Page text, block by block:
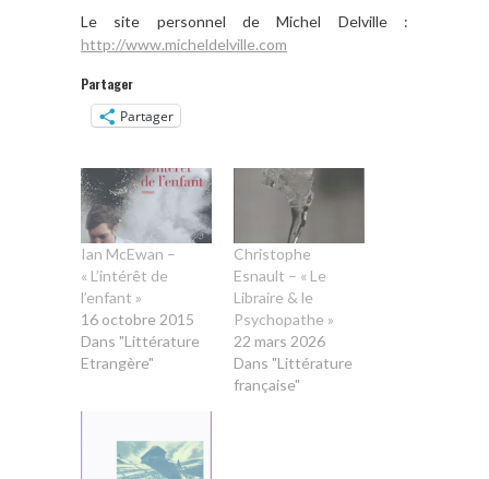
Le site personnel de Michel Delville :
http://www.micheldelville.com
Partager
Partager
Ian McEwan –
« L’intérêt de
l’enfant »
16 octobre 2015
Dans "Littérature
Etrangère"
Christophe
Esnault – « Le
Libraire & le
Psychopathe »
22 mars 2026
Dans "Littérature
française"